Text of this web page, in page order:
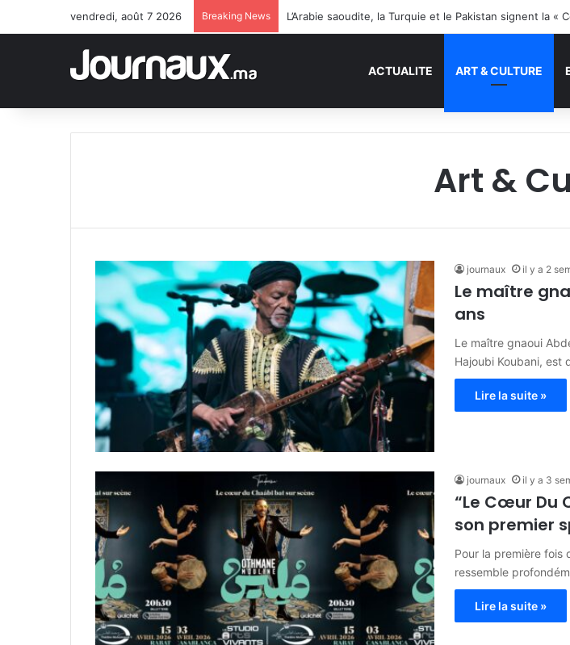
vendredi, août 7 2026 Breaking News L’Arabie saoudite, la Turquie et le Pakistan signent la
ACTUALITE ART & CULTURE
Art &
journaux il y a 2
Le maître
ans
Le maître gnaoui
Hajoubi Koubani, est
Lire la suite »
journaux il y a 3
“Le Cœur Du
son premier
Pour la première fois
ressemble
Lire la suite »